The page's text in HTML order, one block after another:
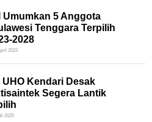
Umumkan 5 Anggota
Tenggara Terpilih
2028
2023
UHO Kendari Desak
Segera Lantik
2025